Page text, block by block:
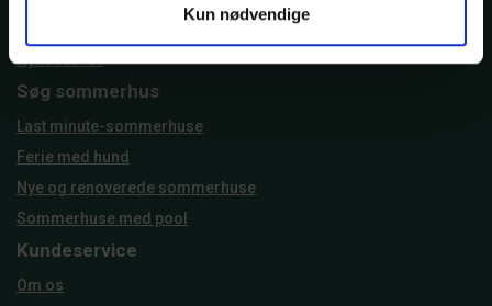
Kun nødvendige
Nyhedsbrev
Søg sommerhus
Last minute-sommerhuse
Ferie med hund
Nye og renoverede sommerhuse
Sommerhuse med pool
Kundeservice
Om os